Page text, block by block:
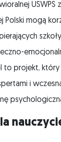
USWPS
Polski mogą
to projekt, który
i